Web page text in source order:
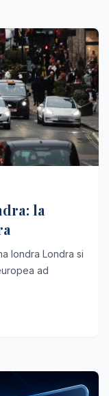
la
londra Londra si
ad